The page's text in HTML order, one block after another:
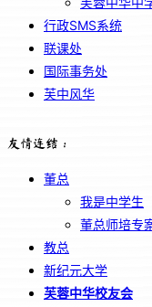
行政SMS系统
联课处
国际事务处
芙中风华
友情连结：
董总
我是中学生
董总师培专
教总
新纪元大学
芙蓉中华校友会